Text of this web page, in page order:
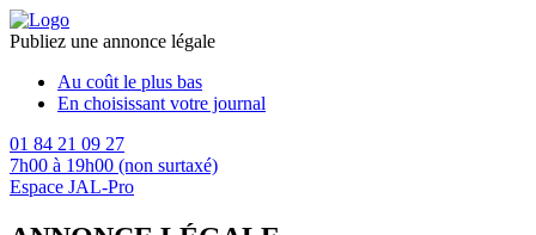
Publiez une annonce légale
Au coût le plus bas
En choisissant votre journal
01 84 21 09 27
7h00 à 19h00 (non surtaxé)
Espace JAL-Pro